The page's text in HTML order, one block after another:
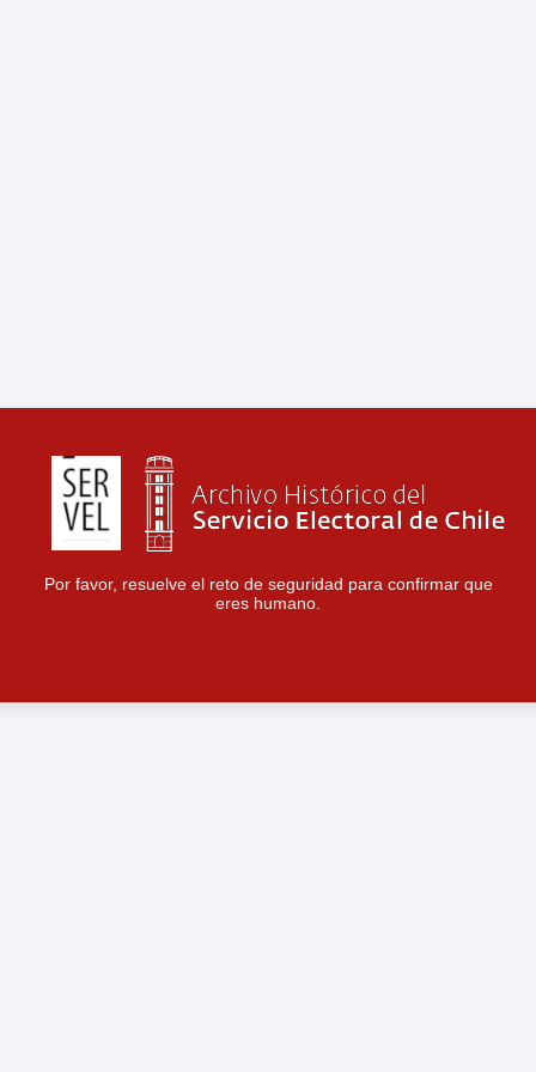
Por favor, resuelve el reto de seguridad para confirmar que
eres humano.